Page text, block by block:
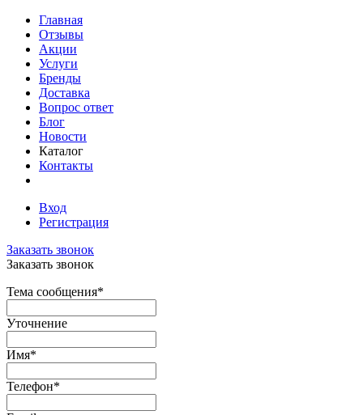
Главная
Отзывы
Акции
Услуги
Бренды
Доставка
Вопрос ответ
Блог
Новости
Каталог
Контакты
Вход
Регистрация
Заказать звонок
Заказать звонок
Тема сообщения*
Уточнение
Имя*
Телефон*